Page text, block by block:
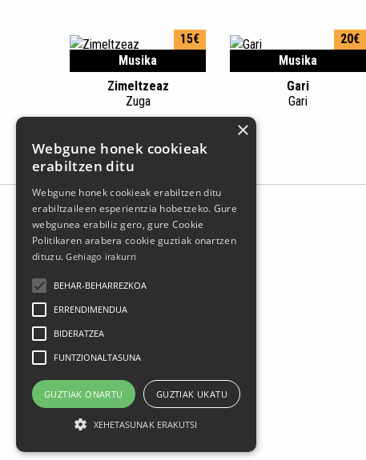
Musika
15€
Zimeltzeaz
Zuga
Musika
20€
Gari
Gari
Tel.: 94 681 80 66
gerediaga@durangokoazoka.eus
×
Webgune honek cookieak
erabiltzen ditu
Webgune honek cookieak erabiltzen ditu
erabiltzaileen esperientzia hobetzeko. Gure
webgunea erabiliz gero, gure Cookie
Politikaren arabera cookie guztiak onartzen
dituzu.Gehiago irakurri
BEHAR-BEHARREZKOA
ERRENDIMENDUA
BIDERATZEA
FUNTZIONALTASUNA
GUZTIAK ONARTU GUZTIAK UKATU
XEHETASUNAK ERAKUTSI